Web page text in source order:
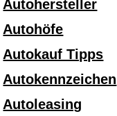
Autohersteller
Autohöfe
Autokauf Tipps
Autokennzeichen
Autoleasing